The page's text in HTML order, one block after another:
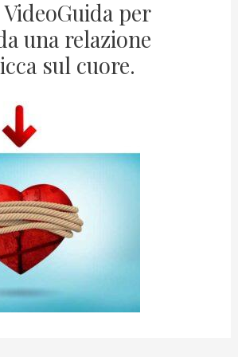
per
una relazione
sul cuore.